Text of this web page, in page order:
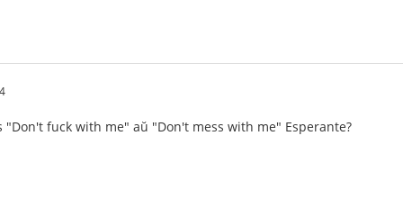
"Don't fuck with me" aŭ "Don't mess with me" Esperante?